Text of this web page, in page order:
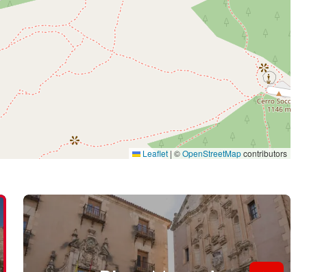
Leaflet | ©OpenStreetMapcontributors